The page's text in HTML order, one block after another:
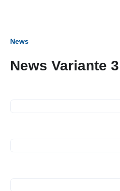
News
News Variante 3